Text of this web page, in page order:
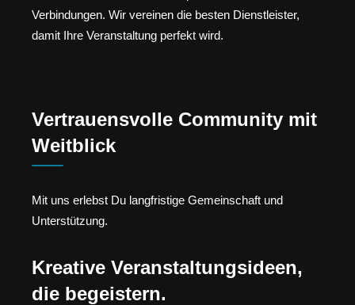
Verbindungen. Wir vereinen die besten Dienstleister,
damit Ihre Veranstaltung perfekt wird.
Vertrauensvolle Community mit
Weitblick
Mit uns erlebst Du langfristige Gemeinschaft und
Unterstützung.
Kreative Veranstaltungsideen,
die begeistern.